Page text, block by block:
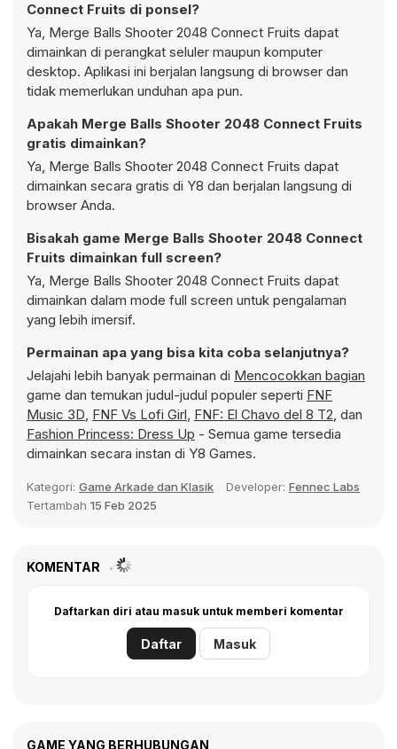
Connect Fruits di ponsel?
Ya, Merge Balls Shooter 2048 Connect Fruits dapat
dimainkan di perangkat seluler maupun komputer
desktop. Aplikasi ini berjalan langsung di browser dan
tidak memerlukan unduhan apa pun.
Apakah Merge Balls Shooter 2048 Connect Fruits
gratis dimainkan?
Ya, Merge Balls Shooter 2048 Connect Fruits dapat
dimainkan secara gratis di Y8 dan berjalan langsung di
browser Anda.
Bisakah game Merge Balls Shooter 2048 Connect
Fruits dimainkan full screen?
Ya, Merge Balls Shooter 2048 Connect Fruits dapat
dimainkan dalam mode full screen untuk pengalaman
yang lebih imersif.
Permainan apa yang bisa kita coba selanjutnya?
Jelajahi lebih banyak permainan di Mencocokkan bagian
game dan temukan judul-judul populer seperti FNF
Music 3D, FNF Vs Lofi Girl, FNF: El Chavo del 8 T2, dan
Fashion Princess: Dress Up - Semua game tersedia
dimainkan secara instan di Y8 Games.
Kategori: Game Arkade dan Klasik Developer: Fennec Labs
Tertambah 15 Feb 2025
KOMENTAR
Daftarkan diri atau masuk untuk memberi komentar
Daftar Masuk
GAME YANG BERHUBUNGAN